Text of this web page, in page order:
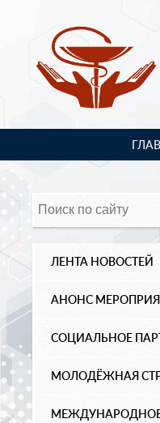
ЛЕНТА НОВОСТЕЙ
АНОНС
СОЦИАЛЬНОЕ
МОЛОДЁЖНАЯ